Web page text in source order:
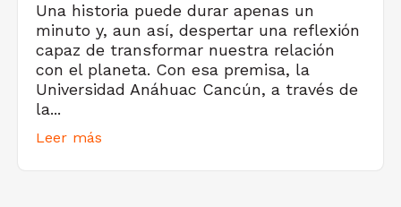
Una historia puede durar apenas un
minuto y, aun así, despertar una reflexión
capaz de transformar nuestra relación
con el planeta. Con esa premisa, la
Universidad Anáhuac Cancún, a través de
la...
Leer más